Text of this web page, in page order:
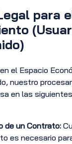
para
el Espacio
nuestro
en las
de un Contrato:
es necesario